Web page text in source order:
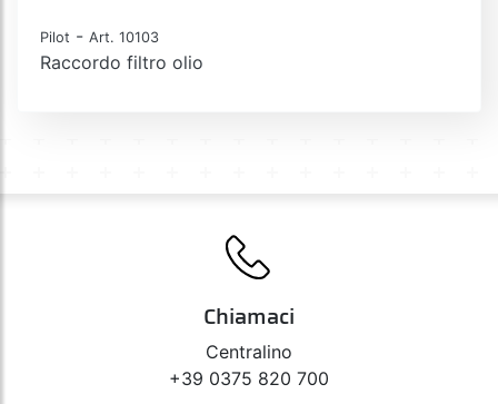
Pilot - Art. 10103
Raccordo filtro olio
Chiamaci
Centralino
+39 0375 820 700